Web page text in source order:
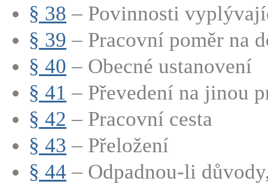
§ 38 – Povinnosti
§ 39 – Pracovní poměr na
§ 40 – Obecné ustanovení
§ 41 – Převedení na jinou
§ 42 – Pracovní cesta
§ 43 – Přeložení
§ 44 – Odpadnou-li